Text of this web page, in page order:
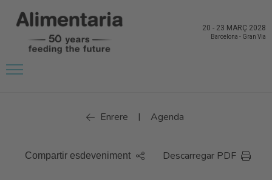
20 - 23 MARÇ 2028
Barcelona - Gran Via
Enrere | Agenda
Compartir esdeveniment Descarregar PDF